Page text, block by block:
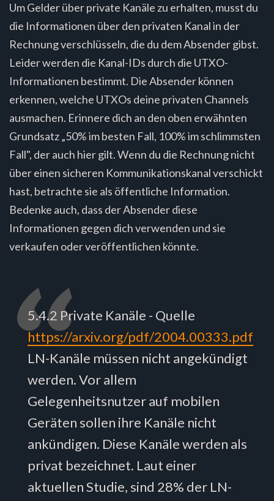
Um Gelder über private Kanäle zu erhalten, musst du
die Informationen über den privaten Kanal in der
Rechnung verschlüsseln, die du dem Absender gibst.
Leider werden die Kanal-IDs durch die UTXO-
Informationen bestimmt. Die Absender können
erkennen, welche UTXOs deine privaten Channels
ausmachen. Erinnere dich an den oben erwähnten
Grundsatz „50% im besten Fall, 100% im schlimmsten
Fall", der auch hier gilt. Wenn du die Rechnung nicht
über einen sicheren Kommunikationskanal verschickt
hast, betrachte sie als öffentliche Information.
Bedenke auch, dass der Absender diese
Informationen gegen dich verwenden und sie
verkaufen oder veröffentlichen könnte.
5.4.2 Private Kanäle - Quelle
https://arxiv.org/pdf/2004.00333.pdf
LN-Kanäle müssen nicht angekündigt
werden. Vor allem
Gelegenheitsnutzer auf mobilen
Geräten sollen ihre Kanäle nicht
ankündigen. Diese Kanäle werden als
privat bezeichnet. Laut einer
aktuellen Studie, sind 28% der LN-